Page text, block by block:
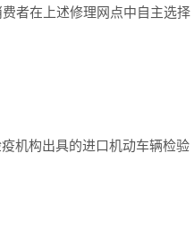
者在上述修理网点中自主选择
机构出具的进口机动车辆检验